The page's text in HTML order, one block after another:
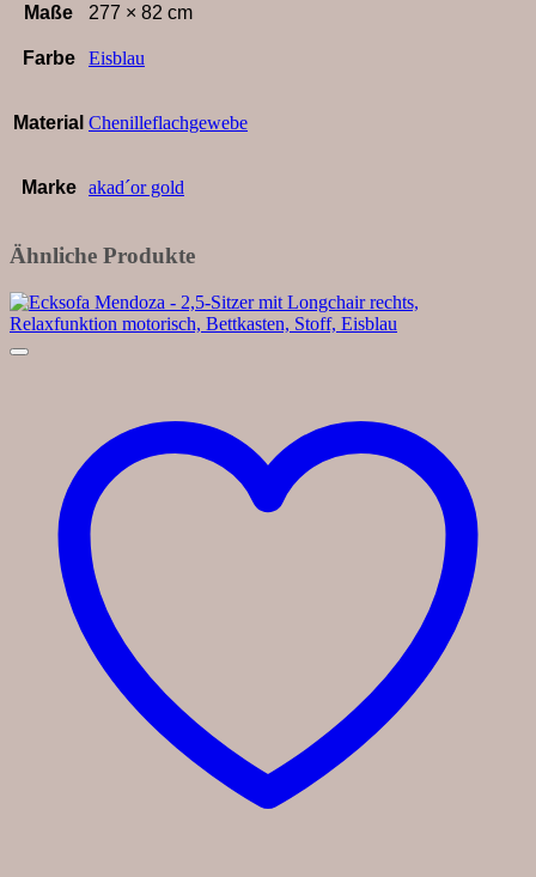
Maße 277 × 82 cm
Farbe Eisblau
Material Chenilleflachgewebe
Marke akad´or gold
Ähnliche Produkte